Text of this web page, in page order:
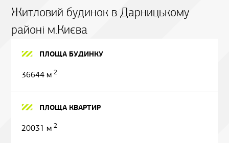
Житловий будинок в Дарницькому
районі м.Києва
ПЛОЩА БУДИНКУ
36644 м2
ПЛОЩА КВАРТИР
20031 м2